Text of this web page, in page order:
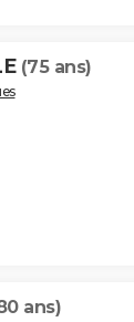
(75 ans)
ans)